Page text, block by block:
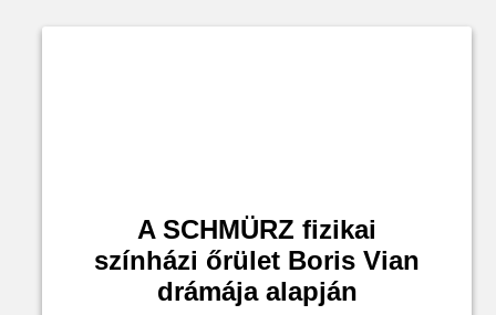
A SCHMÜRZ fizikai
színházi őrület Boris Vian
drámája alapján